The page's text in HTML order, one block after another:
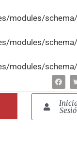
modules/
modules/
modules/